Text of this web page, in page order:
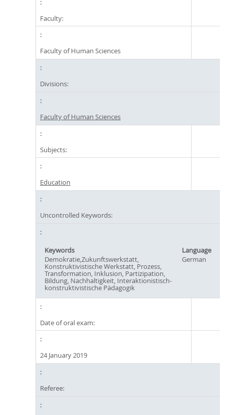
Faculty:
Faculty of Human Sciences
Divisions:
Faculty of Human Sciences
Subjects:
Education
Uncontrolled Keywords:
Keywords
Language
Demokratie,Zukunftswerkstatt,
Konstruktivistische Werkstatt, Prozess,
Transformation, Inklusion, Partizipation,
Bildung, Nachhaltigkeit, Interaktionistisch-
konstruktivistische Pädagogik
German
Date of oral exam:
24 January 2019
Referee: